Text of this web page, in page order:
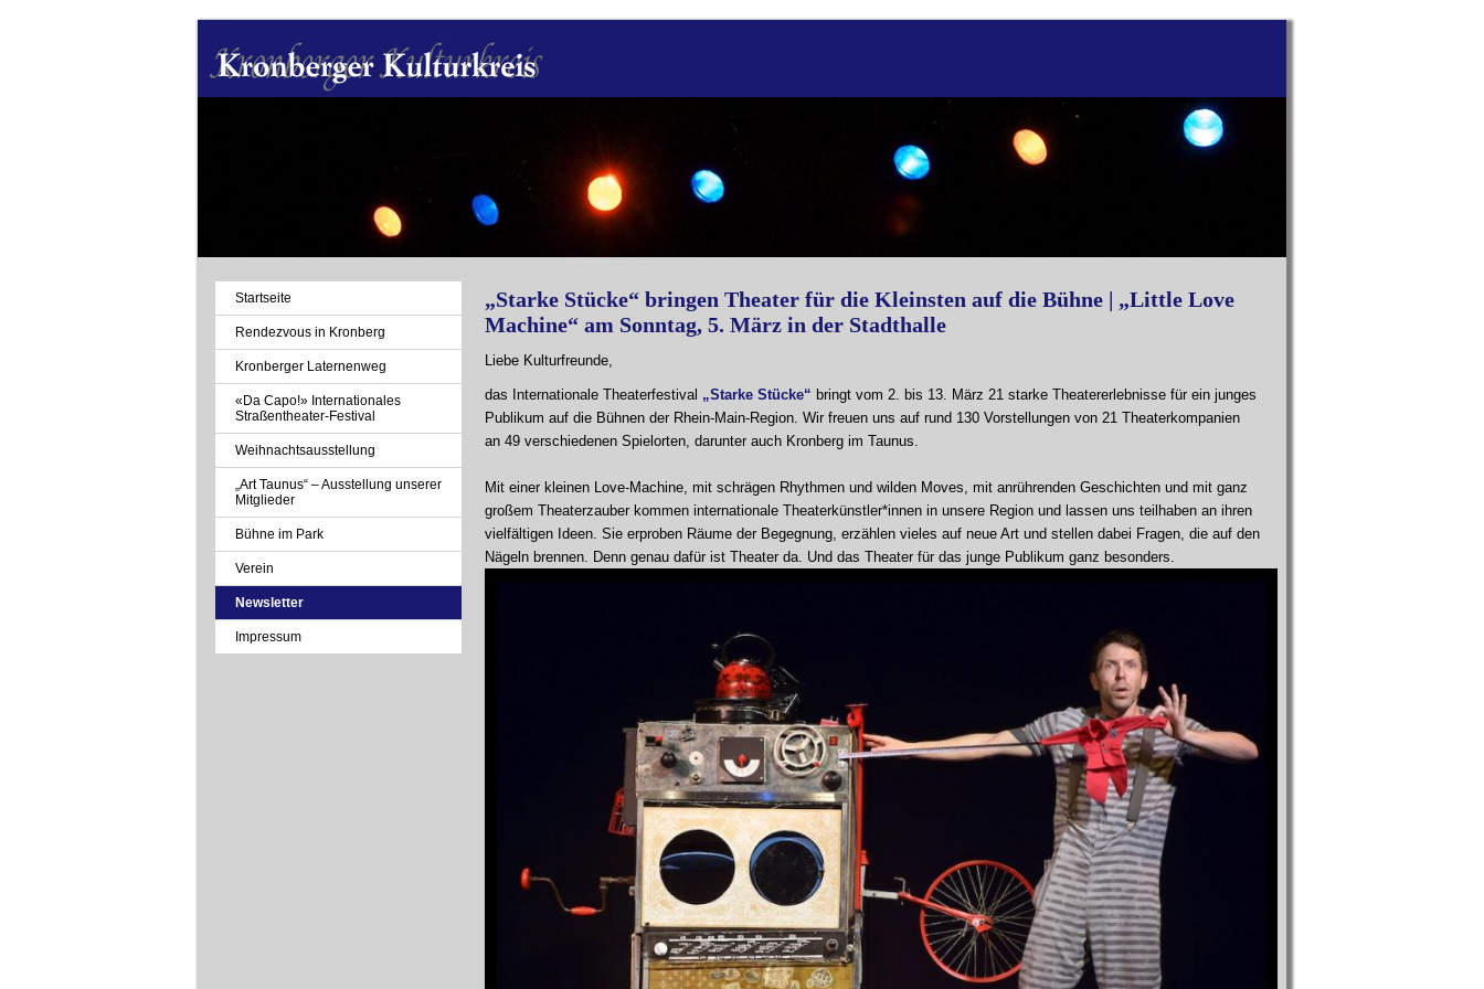
„Starke Stücke“ bringen Theater für die Kleinsten auf die Bühne | „Little Love
Machine“ am Sonntag, 5. März in der Stadthalle
Liebe Kulturfreunde,
das Internationale Theaterfestival „Starke Stücke“ bringt vom 2. bis 13. März 21 starke Theatererlebnisse für ein junges
Publikum auf die Bühnen der Rhein-Main-Region. Wir freuen uns auf rund 130 Vorstellungen von 21 Theaterkompanien
an 49 verschiedenen Spielorten, darunter auch Kronberg im Taunus.
Mit einer kleinen Love-Machine, mit schrägen Rhythmen und wilden Moves, mit anrührenden Geschichten und mit ganz
großem Theaterzauber kommen internationale Theaterkünstler*innen in unsere Region und lassen uns teilhaben an ihren
vielfältigen Ideen. Sie erproben Räume der Begegnung, erzählen vieles auf neue Art und stellen dabei Fragen, die auf den
Nägeln brennen. Denn genau dafür ist Theater da. Und das Theater für das junge Publikum ganz besonders.
Navigation
überspringen
Startseite
Rendezvous in Kronberg
Kronberger Laternenweg
«Da Capo!» Internationales
Straßentheater-Festival
Weihnachtsausstellung
„Art Taunus“ – Ausstellung unserer
Mitglieder
Bühne im Park
Verein
Newsletter
Impressum